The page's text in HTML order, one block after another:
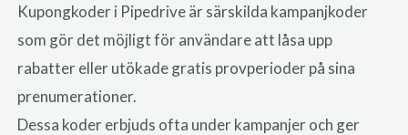
Kupongkoder i Pipedrive är särskilda kampanjkoder
som gör det möjligt för användare att låsa upp
rabatter eller utökade gratis provperioder på sina
prenumerationer.
Dessa koder erbjuds ofta under kampanjer och ger